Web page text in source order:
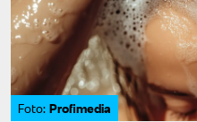
Foto: Profimedia